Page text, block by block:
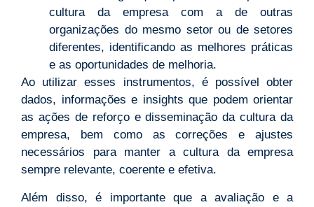
cultura da empresa com a de outras
organizações do mesmo setor ou de setores
diferentes, identificando as melhores práticas
e as oportunidades de melhoria.
Ao utilizar esses instrumentos, é possível obter
dados, informações e insights que podem orientar
as ações de reforço e disseminação da cultura da
empresa, bem como as correções e ajustes
necessários para manter a cultura da empresa
sempre relevante, coerente e efetiva.
Além disso, é importante que a avaliação e a